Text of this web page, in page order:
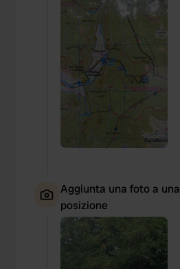
Aggiunta una foto a una
posizione